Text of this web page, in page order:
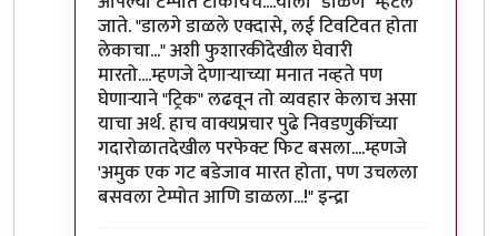
जाते. "डालगे डाळले एक्दासे, लई टिवटिवत होता
लेकाचा..." अशी फुशारकीदेखील घेवारी
मारतो....म्हणजे देणार्‍याच्या मनात नव्हते पण
घेणार्‍याने "ट्रिक" लढवून तो व्यवहार केलाच असा
याचा अर्थ. हाच वाक्यप्रचार पुढे निवडणुकींच्या
गदारोळातदेखील परफेक्ट फिट बसला....म्हणजे
'अमुक एक गट बडेजाव मारत होता, पण उचलला
बसवला टेम्पोत आणि डाळला...!" इन्द्रा